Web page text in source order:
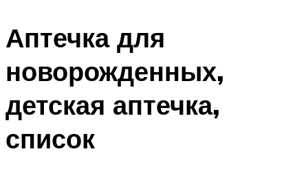
Аптечка для
новорожденных,
детская аптечка,
список